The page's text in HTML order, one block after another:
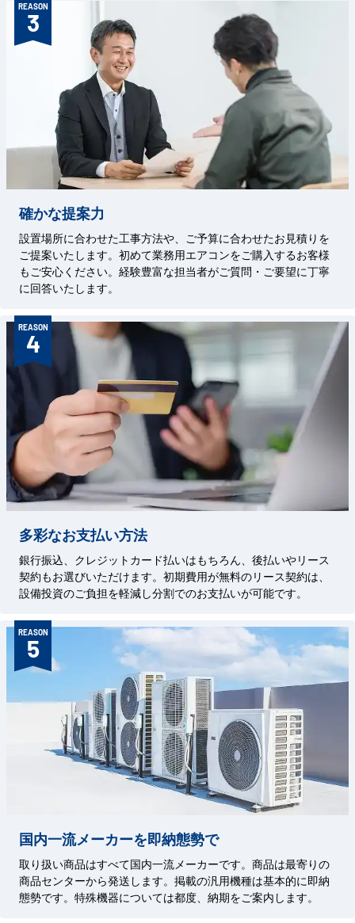
REASON
3
確かな提案力
設置場所に合わせた工事方法や、ご予算に合わせたお見積りを
ご提案いたします。初めて業務用エアコンをご購入するお客様
もご安心ください。経験豊富な担当者がご質問・ご要望に丁寧
に回答いたします。
REASON
4
多彩なお支払い方法
銀行振込、クレジットカード払いはもちろん、後払いやリース
契約もお選びいただけます。初期費用が無料のリース契約は、
設備投資のご負担を軽減し分割でのお支払いが可能です。
REASON
5
国内一流メーカーを即納態勢で
取り扱い商品はすべて国内一流メーカーです。商品は最寄りの
商品センターから発送します。掲載の汎用機種は基本的に即納
態勢です。特殊機器については都度、納期をご案内します。